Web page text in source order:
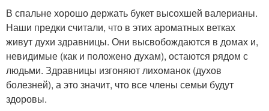
В спальне хорошо держать букет высохшей валерианы.
Наши предки считали, что в этих ароматных ветках
живут духи здравницы. Они высвобождаются в домах и,
невидимые (как и положено духам), остаются рядом с
людьми. Здравницы изгоняют лихоманок (духов
болезней), а это значит, что все члены семьи будут
здоровы.